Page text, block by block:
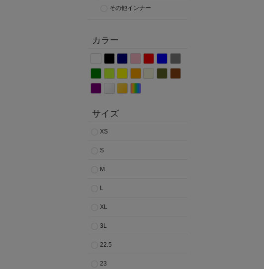
その他インナー
カラー
サイズ
XS
S
M
L
XL
3L
22.5
23